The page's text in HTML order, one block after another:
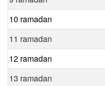
10 ramadan
11 ramadan
12 ramadan
13 ramadan